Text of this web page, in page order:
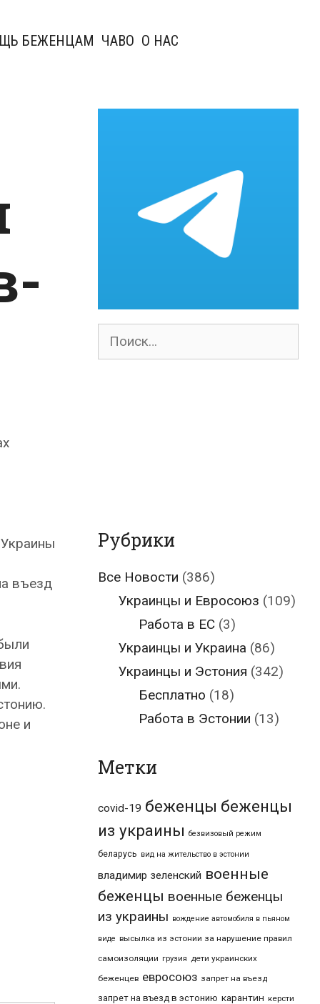
БЕЖЕНЦАМ ЧАВО О НАС
въезд
и
Поиск
Рубрики
Все Новости (386)
Украинцы и Евросоюз (109)
Работа в ЕС (3)
Украинцы и Украина (86)
Украинцы и Эстония (342)
Бесплатно (18)
Работа в Эстонии (13)
Метки
covid-19 беженцы беженцы
из украины безвизовый режим
беларусь вид на жительство в эстонии
владимир зеленский военные
беженцы военные беженцы
из украины вождение автомобиля в пьяном
виде высылка из эстонии за нарушение правил
самоизоляции грузия дети украинских
беженцев евросоюз запрет на въезд
запрет на въезд в эстонию карантин керсти